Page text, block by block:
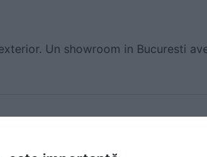
Un showroom in Bucuresti
dvs. catre firma SCHIEDEL,